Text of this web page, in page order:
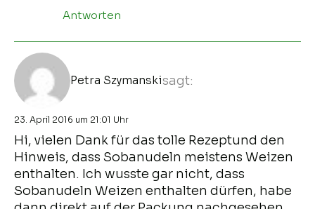
Antworten
Petra Szymanskisagt:
23. April 2016 um 21:01 Uhr
Hi, vielen Dank für das tolle Rezeptund den
Hinweis, dass Sobanudeln meistens Weizen
enthalten. Ich wusste gar nicht, dass
Sobanudeln Weizen enthalten dürfen, habe